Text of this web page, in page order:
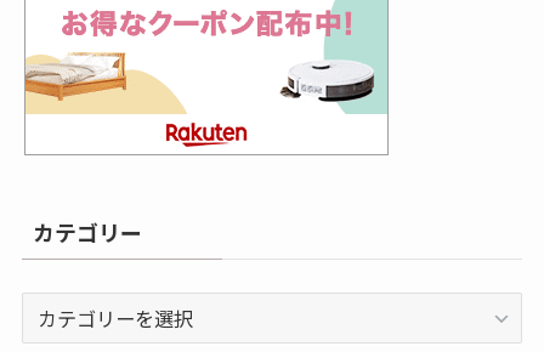
カテゴリー
テ